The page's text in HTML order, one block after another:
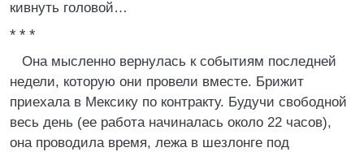
кивнуть головой…
* * *
Она мысленно вернулась к событиям последней
недели, которую они провели вместе. Брижит
приехала в Мексику по контракту. Будучи свободной
весь день (ее работа начиналась около 22 часов),
она проводила время, лежа в шезлонге под